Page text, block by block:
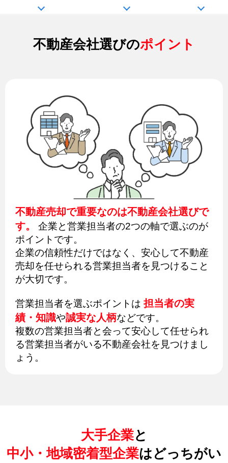
不動産会社選びのポイント
不動産売却で重要なのは不動産会社選びで
す。
企業と営業担当者の2つの軸で選ぶのが
ポイントです。
企業の信頼性だけではなく、安心して不動産
売却を任せられる営業担当者を見つけること
が大切です。
営業担当者を選ぶポイントは 担当者の実
績・知識や誠実な人柄などです。
複数の営業担当者と会って安心して任せられ
る営業担当者がいる不動産会社を見つけまし
ょう。
大手企業と
中小・地域密着型企業はどっちがい